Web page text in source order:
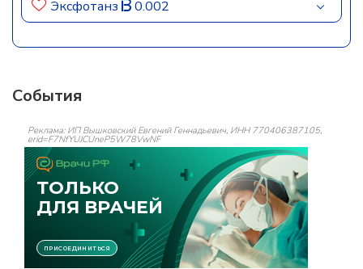
Эксфотанз 0.002
События
Реклама: ИП Вышковский Евгений Геннадьевич, ИНН 770406387105,
erid=F7NfYUJCUneP5W78VwNF